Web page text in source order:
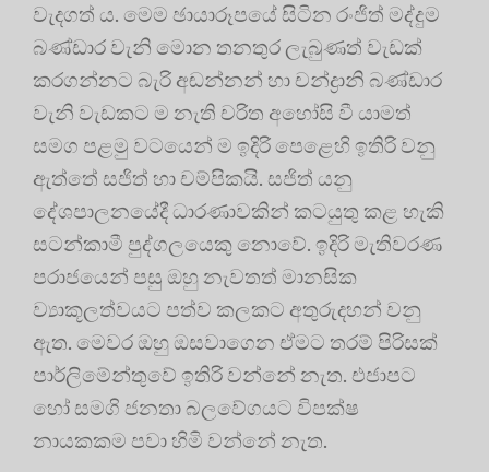
වැදගත් ය. මෙම ඡායාරූපයේ සිටින රංජිත් මද්දුම
බණ්ඩාර වැනි මොන තනතුර ලැබුණත් වැඩක්
කරගන්නට බැරි අඬන්නන් හා චන්ද්‍රානි බණ්ඩාර
වැනි වැඩකට ම නැති චරිත අහෝසි වී යාමත්
සමග පළමු වටයෙන් ම ඉදිරි පෙළෙහි ඉතිරි වනු
ඇත්තේ සජිත් හා චම්පිකයි. සජිත් යනු
දේශපාලනයේදී ධාරණාවකින් කටයුතු කළ හැකි
සටන්කාමී පුද්ගලයෙකු නොවේ. ඉදිරි මැතිවරණ
පරාජයෙන් පසු ඔහු නැවතත් මානසික
ව්‍යාකූලත්වයට පත්ව කලකට අතුරුදහන් වනු
ඇත. මෙවර ඔහු ඔසවාගෙන ඒමට තරම් පිරිසක්
පාර්ලිමේන්තුවේ ඉතිරි වන්නේ නැත. එජාපට
හෝ සමගි ජනතා බලවේගයට විපක්ෂ
නායකකම පවා හිමි වන්නේ නැත.